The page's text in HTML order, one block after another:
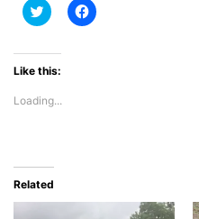
C
l
k
t
o
h
w
C
l
Like this:
Loading...
Related